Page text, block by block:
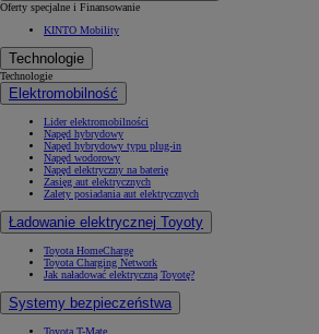
Oferty specjalne i Finansowanie
KINTO Mobility
Technologie
Technologie
Elektromobilność
Lider elektromobilności
Napęd hybrydowy
Napęd hybrydowy typu plug-in
Napęd wodorowy
Napęd elektryczny na baterię
Zasięg aut elektrycznych
Zalety posiadania aut elektrycznych
Ładowanie elektrycznej Toyoty
Toyota HomeCharge
Toyota Charging Network
Jak naładować elektryczną Toyotę?
Systemy bezpieczeństwa
Toyota T-Mate